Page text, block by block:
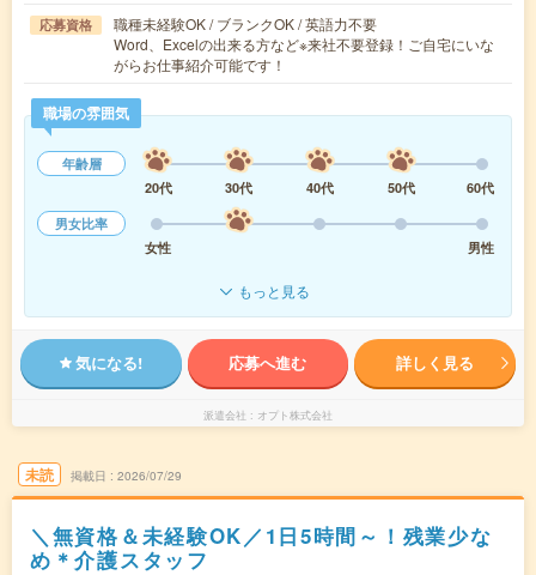
応募資格
職種未経験OK / ブランクOK / 英語力不要
Word、Excelの出来る方など※来社不要登録！ご自宅にいな
がらお仕事紹介可能です！
職場の雰囲気
年齢層
20代
30代 40代 50代
60代
男女比率
女性
男性
もっと見る
気になる! 応募へ進む 詳しく見る
派遣会社 オプト株式会社
未読 掲載日 2026/07/29
＼無資格＆未経験OK／1日5時間～！残業少な
め＊介護スタッフ